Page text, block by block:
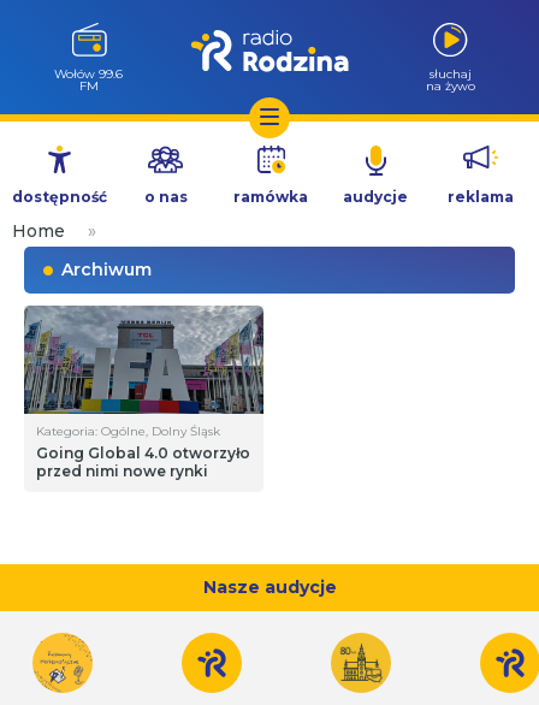
Przejdź
treści
Wołów 99.6
FM
słuchaj
na żywo
dostępność o nas ramówka audycje reklama
Home
»
Archiwum
Kategoria: Ogólne, Dolny Śląsk
Going Global 4.0 otworzyło
przed nimi nowe rynki
Nasze audycje